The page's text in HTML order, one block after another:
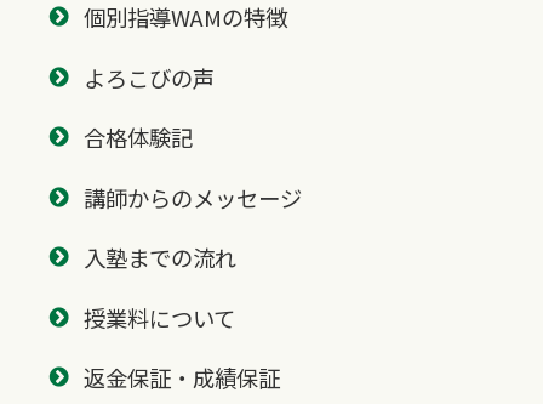
個別指導WAMの特徴
よろこびの声
合格体験記
講師からのメッセージ
入塾までの流れ
授業料について
返金保証・成績保証